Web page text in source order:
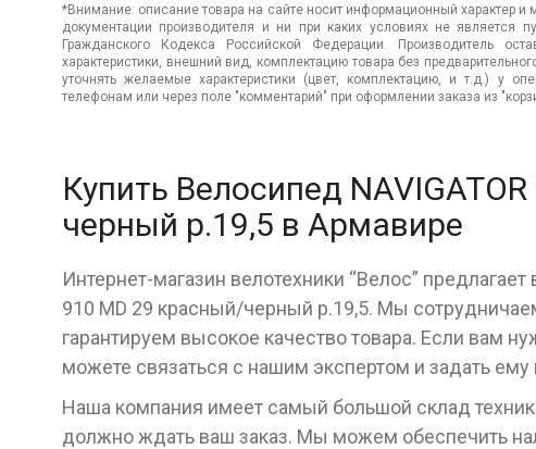
*Внимание: описание товара на сайте носит информационный характер и
документации производителя и ни при каких условиях не является
Гражданского Кодекса Российской Федерации. Производитель
характеристики, внешний вид, комплектацию товара без
уточнять желаемые характеристики (цвет, комплектацию, и т.д.) у
телефонам или через поле "комментарий" при оформлении заказа из
Купить Велосипед
черный р.19,5 в Армавире
Интернет-магазин велотехники “Велос”
910 МD 29 красный/черный р.19,5. Мы
гарантируем высокое качество товара. Если вам
можете связаться с нашим экспертом и задать
Наша компания имеет самый большой склад
должно ждать ваш заказ. Мы можем обеспечить